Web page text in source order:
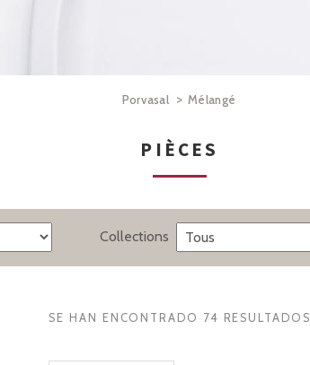
Porvasal > Mélangé
PIÈCES
Collections
SE HAN ENCONTRADO 74 RESULTADOS